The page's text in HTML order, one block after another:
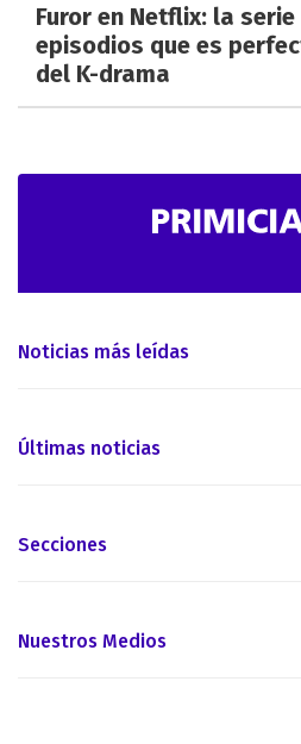
Furor en Netflix: la
episodios que es
del K-drama
Noticias más leídas
Últimas noticias
Secciones
Nuestros Medios